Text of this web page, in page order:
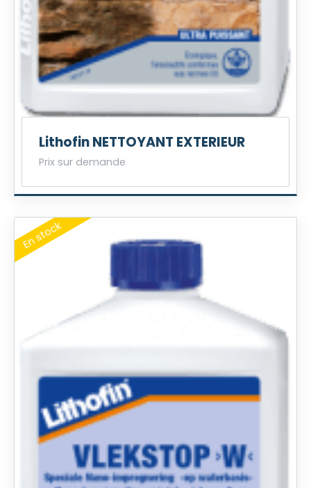
Lithofin NETTOYANT EXTERIEUR
Prix sur demande